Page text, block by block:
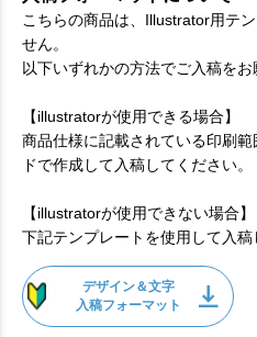
こちらの商品は、Illustrator用テ
せん。
以下いずれかの方法でご入稿をお
【illustratorが使用できる場合】
商品仕様に記載されている印刷
ドで作成して入稿してください。
【illustratorが使用できない場合】
下記テンプレートを使用して入稿
デザイン＆文字
入稿フォーマット